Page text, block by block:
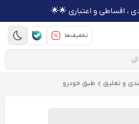
، اقساطی و اعتباری 🌟🌟
تخفیف‌ها
و تعلیق طبق خودرو